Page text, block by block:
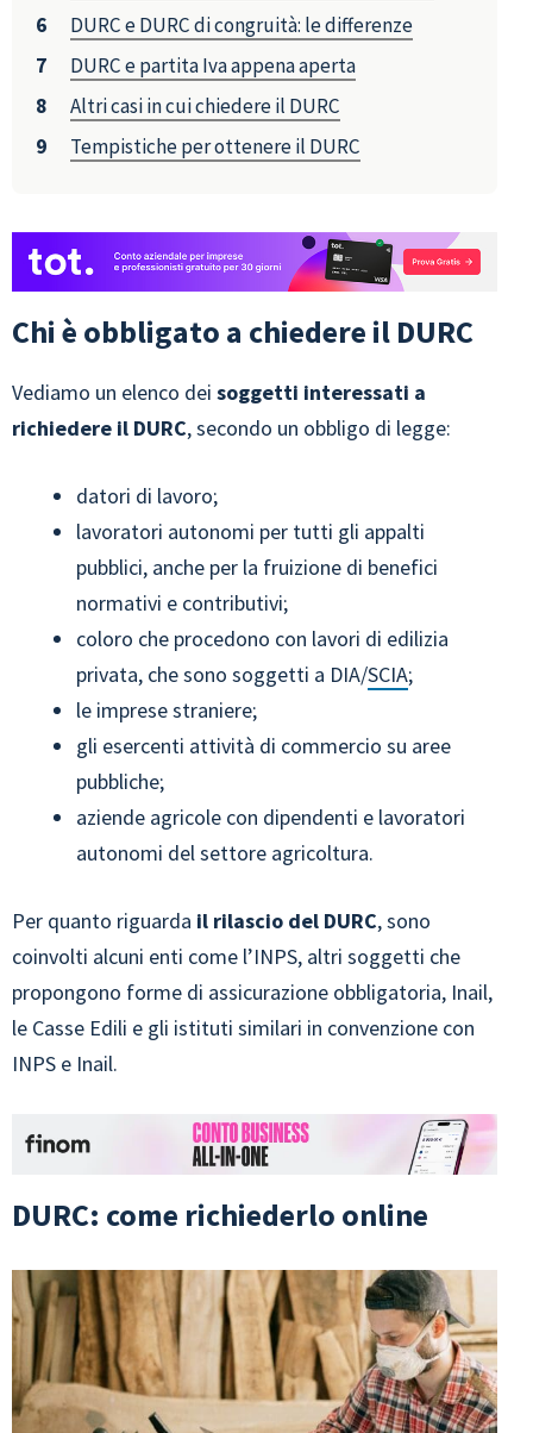
DURC e DURC di congruità: le differenze
DURC e partita Iva appena aperta
Altri casi in cui chiedere il DURC
Tempistiche per ottenere il DURC
Chi è obbligato a chiedere il DURC
Vediamo un elenco dei soggetti interessati a
richiedere il DURC, secondo un obbligo di legge:
datori di lavoro;
lavoratori autonomi per tutti gli appalti
pubblici, anche per la fruizione di benefici
normativi e contributivi;
coloro che procedono con lavori di edilizia
privata, che sono soggetti a DIA/SCIA;
le imprese straniere;
gli esercenti attività di commercio su aree
pubbliche;
aziende agricole con dipendenti e lavoratori
autonomi del settore agricoltura.
Per quanto riguarda il rilascio del DURC, sono
coinvolti alcuni enti come l’INPS, altri soggetti che
propongono forme di assicurazione obbligatoria, Inail,
le Casse Edili e gli istituti similari in convenzione con
INPS e Inail.
DURC: come richiederlo online